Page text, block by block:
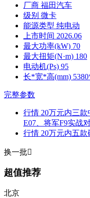
厂商 福田汽车
级别 微卡
能源类型 纯电动
上市时间 2026.06
最大功率(kW) 70
最大扭矩(N·m) 180
电动机(Ps) 95
长*宽*高(mm)
完整参数
行情 20万元内三
E07、将军F9实战
行情 20万元内五
换一批
超值推荐
北京